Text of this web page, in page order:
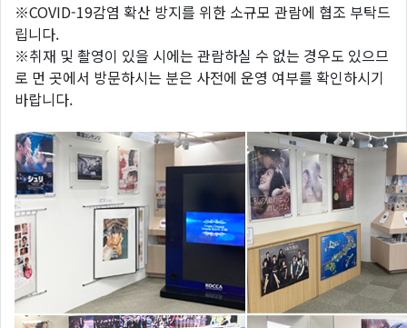
※COVID-19감염 확산 방지를 위한 소규모 관람에 협조 부탁드
립니다.
※취재 및 촬영이 있을 시에는 관람하실 수 없는 경우도 있으므
로 먼 곳에서 방문하시는 분은 사전에 운영 여부를 확인하시기
바랍니다.